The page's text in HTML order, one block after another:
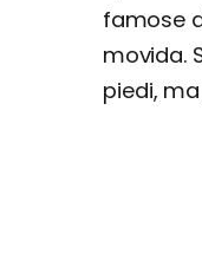
famose
movida.
piedi,